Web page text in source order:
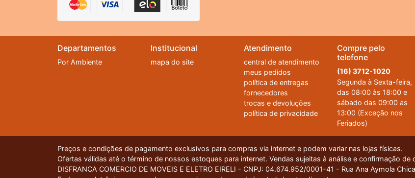
Departamentos
Por Ambiente
Institucional
mapa do site
Atendimento
central de atendimento
meus pedidos
política de entregas
fornecedores
trocas e devoluções
política de privacidade
Compre pelo
telefone
(16) 3712-1020
Segunda à Sexta-feira,
das 08:00 às 18:00 e
sábado das 09:00 as
13:00 (Exceção nos
Feriados)
Preços e condições de pagamento exclusivos para compras via internet e podem variar nas lojas físicas.
Ofertas válidas até o término de nossos estoques para internet. Vendas sujeitas à análise e confirmação de
DISFRANCA COMERCIO DE MOVEIS E ELETRO EIRELI - CNPJ: 04.674.952/0001-41 - Rua Ana Aymola
Nossa plataforma utiliza cookies para garantir que você tenha a melhor experiência de compra. Se quiser saber mais, basta